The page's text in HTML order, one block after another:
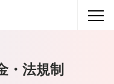
・法規制